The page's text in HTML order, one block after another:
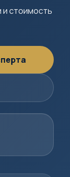
стоимость